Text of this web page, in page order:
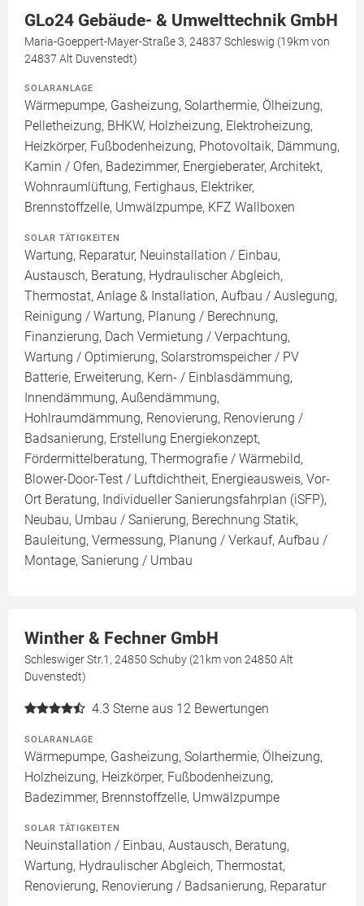
GLo24 Gebäude- & Umwelttechnik GmbH
Maria-Goeppert-Mayer-Straße 3, 24837 Schleswig (19km von
24837 Alt Duvenstedt)
SOLARANLAGE
Wärmepumpe, Gasheizung, Solarthermie, Ölheizung,
Pelletheizung, BHKW, Holzheizung, Elektroheizung,
Heizkörper, Fußbodenheizung, Photovoltaik, Dämmung,
Kamin / Ofen, Badezimmer, Energieberater, Architekt,
Wohnraumlüftung, Fertighaus, Elektriker,
Brennstoffzelle, Umwälzpumpe, KFZ Wallboxen
SOLAR TÄTIGKEITEN
Wartung, Reparatur, Neuinstallation / Einbau,
Austausch, Beratung, Hydraulischer Abgleich,
Thermostat, Anlage & Installation, Aufbau / Auslegung,
Reinigung / Wartung, Planung / Berechnung,
Finanzierung, Dach Vermietung / Verpachtung,
Wartung / Optimierung, Solarstromspeicher / PV
Batterie, Erweiterung, Kern- / Einblasdämmung,
Innendämmung, Außendämmung,
Hohlraumdämmung, Renovierung, Renovierung /
Badsanierung, Erstellung Energiekonzept,
Fördermittelberatung, Thermografie / Wärmebild,
Blower-Door-Test / Luftdichtheit, Energieausweis, Vor-
Ort Beratung, Individueller Sanierungsfahrplan (iSFP),
Neubau, Umbau / Sanierung, Berechnung Statik,
Bauleitung, Vermessung, Planung / Verkauf, Aufbau /
Montage, Sanierung / Umbau
Winther & Fechner GmbH
Schleswiger Str.1, 24850 Schuby (21km von 24850 Alt
Duvenstedt)
4.3 Sterne aus 12 Bewertungen
SOLARANLAGE
Wärmepumpe, Gasheizung, Solarthermie, Ölheizung,
Holzheizung, Heizkörper, Fußbodenheizung,
Badezimmer, Brennstoffzelle, Umwälzpumpe
SOLAR TÄTIGKEITEN
Neuinstallation / Einbau, Austausch, Beratung,
Wartung, Hydraulischer Abgleich, Thermostat,
Renovierung, Renovierung / Badsanierung, Reparatur